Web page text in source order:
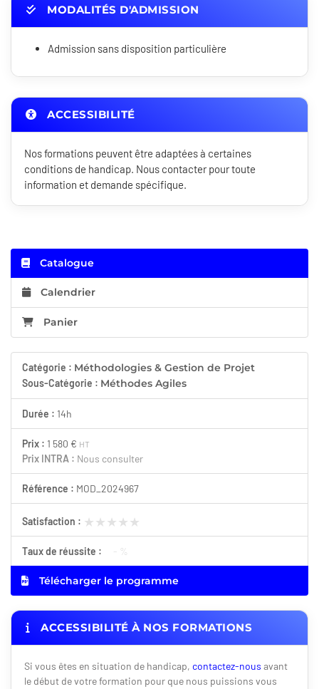
MODALITÉS D'ADMISSION
Admission sans disposition particulière
ACCESSIBILITÉ
Nos formations peuvent être adaptées à certaines
conditions de handicap. Nous contacter pour toute
information et demande spécifique.
Catalogue
Calendrier
Panier
Catégorie : Méthodologies & Gestion de Projet
Sous-Catégorie : Méthodes Agiles
Durée : 14h
Prix : 1 580 € HT
Prix INTRA : Nous consulter
Référence : MOD_2024967
Satisfaction : ★★★★★
★★★★★
Taux de réussite : - %
Télécharger le programme
ACCESSIBILITÉ À NOS FORMATIONS
Si vous êtes en situation de handicap, contactez-nous avant
le début de votre formation pour que nous puissions vous